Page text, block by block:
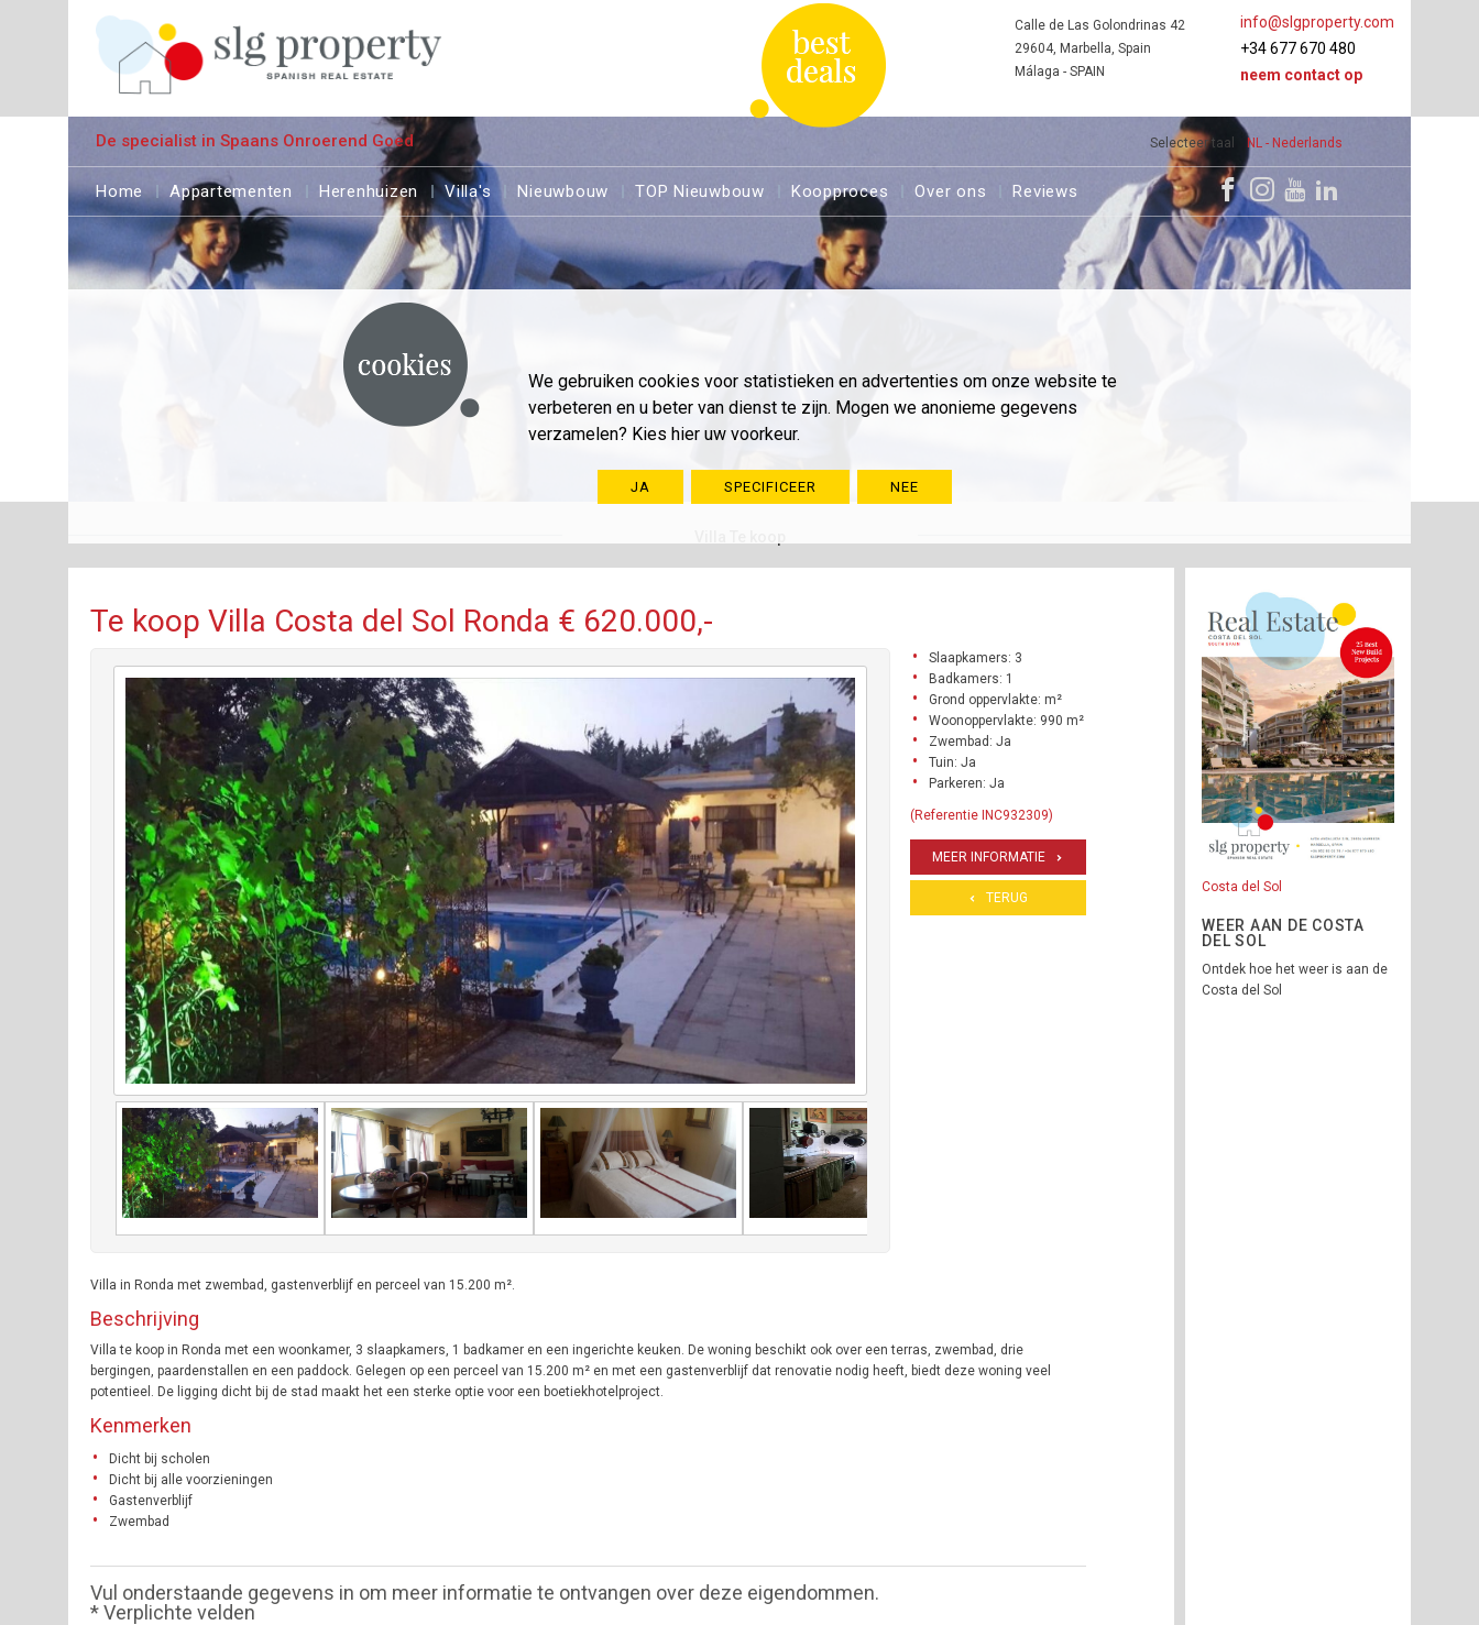
We gebruiken cookies voor statistieken en advertenties om onze website te
verbeteren en u beter van dienst te zijn. Mogen we anonieme gegevens
verzamelen? Kies hier uw voorkeur.
JA SPECIFICEER NEE
Selecteer taal NL - Nederlands
info@slgproperty.com
+34 677 670 480
neem contact op
Calle de Las Golondrinas 42
29604, Marbella, Spain
Málaga - SPAIN
De specialist in Spaans Onroerend Goed
Home Appartementen Herenhuizen Villa's Nieuwbouw TOP Nieuwbouw Koopproces Over ons Reviews
Te koop Villa Costa del Sol Ronda € 620.000,-
Slaapkamers: 3
Badkamers: 1
Grond oppervlakte: m²
Woonoppervlakte: 990 m²
Zwembad: Ja
Tuin: Ja
Parkeren: Ja
(Referentie INC932309)
MEER INFORMATIE
TERUG
Villa in Ronda met zwembad, gastenverblijf en perceel van 15.200 m².
Beschrijving
Villa te koop in Ronda met een woonkamer, 3 slaapkamers, 1 badkamer en een ingerichte keuken. De woning beschikt ook over een terras, zwembad, drie
bergingen, paardenstallen en een paddock. Gelegen op een perceel van 15.200 m² en met een gastenverblijf dat renovatie nodig heeft, biedt deze woning veel
potentieel. De ligging dicht bij de stad maakt het een sterke optie voor een boetiekhotelproject.
Kenmerken
Dicht bij scholen
Dicht bij alle voorzieningen
Gastenverblijf
Zwembad
Vul onderstaande gegevens in om meer informatie te ontvangen over deze eigendommen.
* Verplichte velden
Costa del Sol
WEER AAN DE COSTA
DEL SOL
Ontdek hoe het weer is aan de
Costa del Sol